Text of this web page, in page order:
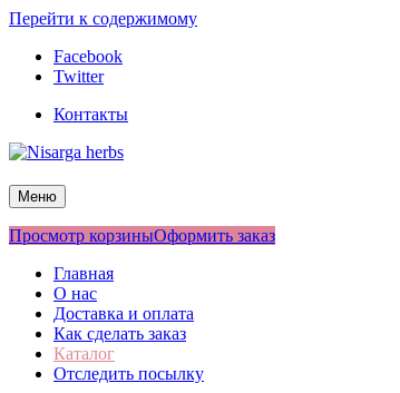
Перейти к содержимому
Facebook
Twitter
Контакты
Nisarga herbs
Меню
Просмотр корзиныОформить заказ
Главная
О нас
Доставка и оплата
Как сделать заказ
Каталог
Отследить посылку